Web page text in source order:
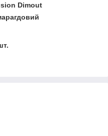
Dimout